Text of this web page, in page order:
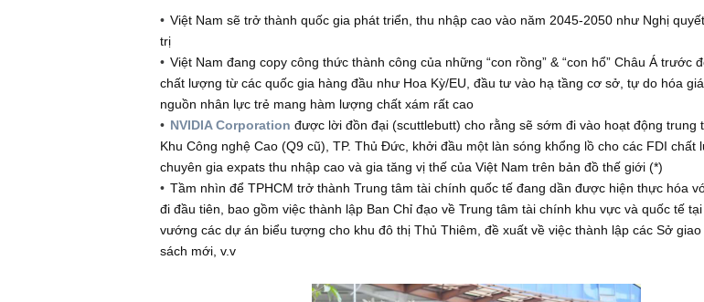
**********************
@S.A.F.E: Cùng bàn về chủ đề rủi ro của việc tiêu cực đến mức không dám đầu
chúng tôi tin rằng một NĐT giá trị lí trí có thể có cả hai luồng tư duy: tích cực
case) khá phổ biến hiện nay. Tuy nhiên cho dù là nằm ở luồng tư duy nào,
đáng cho việc lựa chọn đầu tư, bởi vì đơn thuần rủi ro của việc không đầu tư
cung tiền M2/tiền giấy/tiền điện tử như hiện tại là quá lớn đối với anh ta…
(1) Luồng tư duy tích cực (the bull case) để đầu tư
Việt Nam sẽ trở thành quốc gia phát triển, thu nhập cao vào năm 2045-2050
Việt Nam đang copy công thức thành công của những “con rồng” & “con hổ”